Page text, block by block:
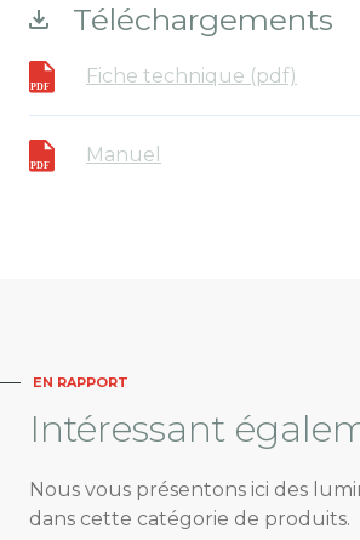
Téléchargements
Fiche technique (pdf)
Manuel
EN RAPPORT
Intéressant
Nous vous présentons ici des
dans cette catégorie de produits.